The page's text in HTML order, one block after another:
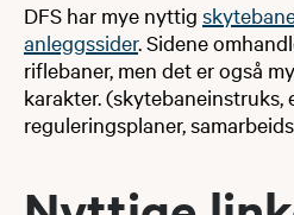
DFS har mye nyttig
anleggssider. Sidene
riflebaner, men det er også
karakter. (skytebaneinstruks,
reguleringsplaner,